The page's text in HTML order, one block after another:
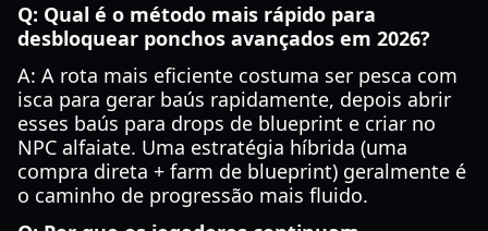
Q: Qual é o método mais rápido para
desbloquear ponchos avançados em 2026?
A: A rota mais eficiente costuma ser pesca com
isca para gerar baús rapidamente, depois abrir
esses baús para drops de blueprint e criar no
NPC alfaiate. Uma estratégia híbrida (uma
compra direta + farm de blueprint) geralmente é
o caminho de progressão mais fluido.